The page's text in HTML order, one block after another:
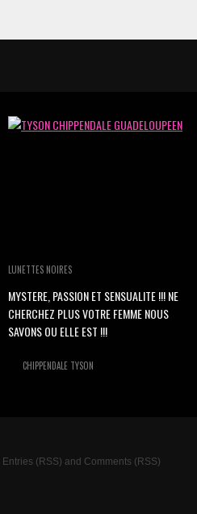
LUNETTES NOIRES
MYSTERE, PASSION ET SENSUALITE !!! NE
CHERCHEZ PLUS VOTRE FEMME NOUS
SAVONS OU ELLE EST !!!
CHIPPENDALE TYSON
Entries (RSS) and Comments (RSS)